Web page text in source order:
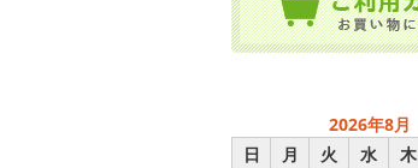
2026年8月
日
月 火 水 木